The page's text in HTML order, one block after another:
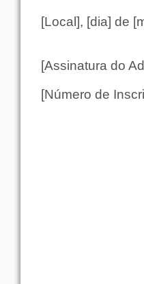
[Local], [dia] de
[Assinatura do
[Número de